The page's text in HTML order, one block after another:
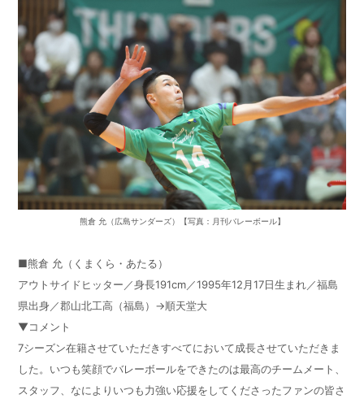
熊倉 允（広島サンダーズ）【写真：月刊バレーボール】
■熊倉 允（くまくら・あたる）
アウトサイドヒッター／身長191cm／1995年12月17日生まれ／福島
県出身／郡山北工高（福島）→順天堂大
▼コメント
7シーズン在籍させていただきすべてにおいて成長させていただきま
した。いつも笑顔でバレーボールをできたのは最高のチームメート、
スタッフ、なによりいつも力強い応援をしてくださったファンの皆さ